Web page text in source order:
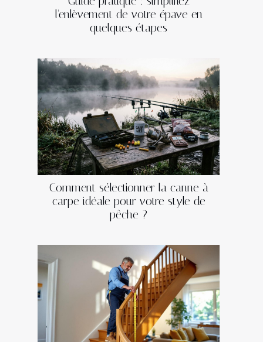
l'enlèvement de votre épave en
quelques étapes
Comment sélectionner la canne à
carpe idéale pour votre style de
pêche ?